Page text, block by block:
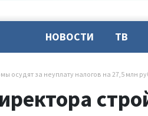
НОВОСТИ ТВ
осудят за неуплату налогов на 27,5 млн